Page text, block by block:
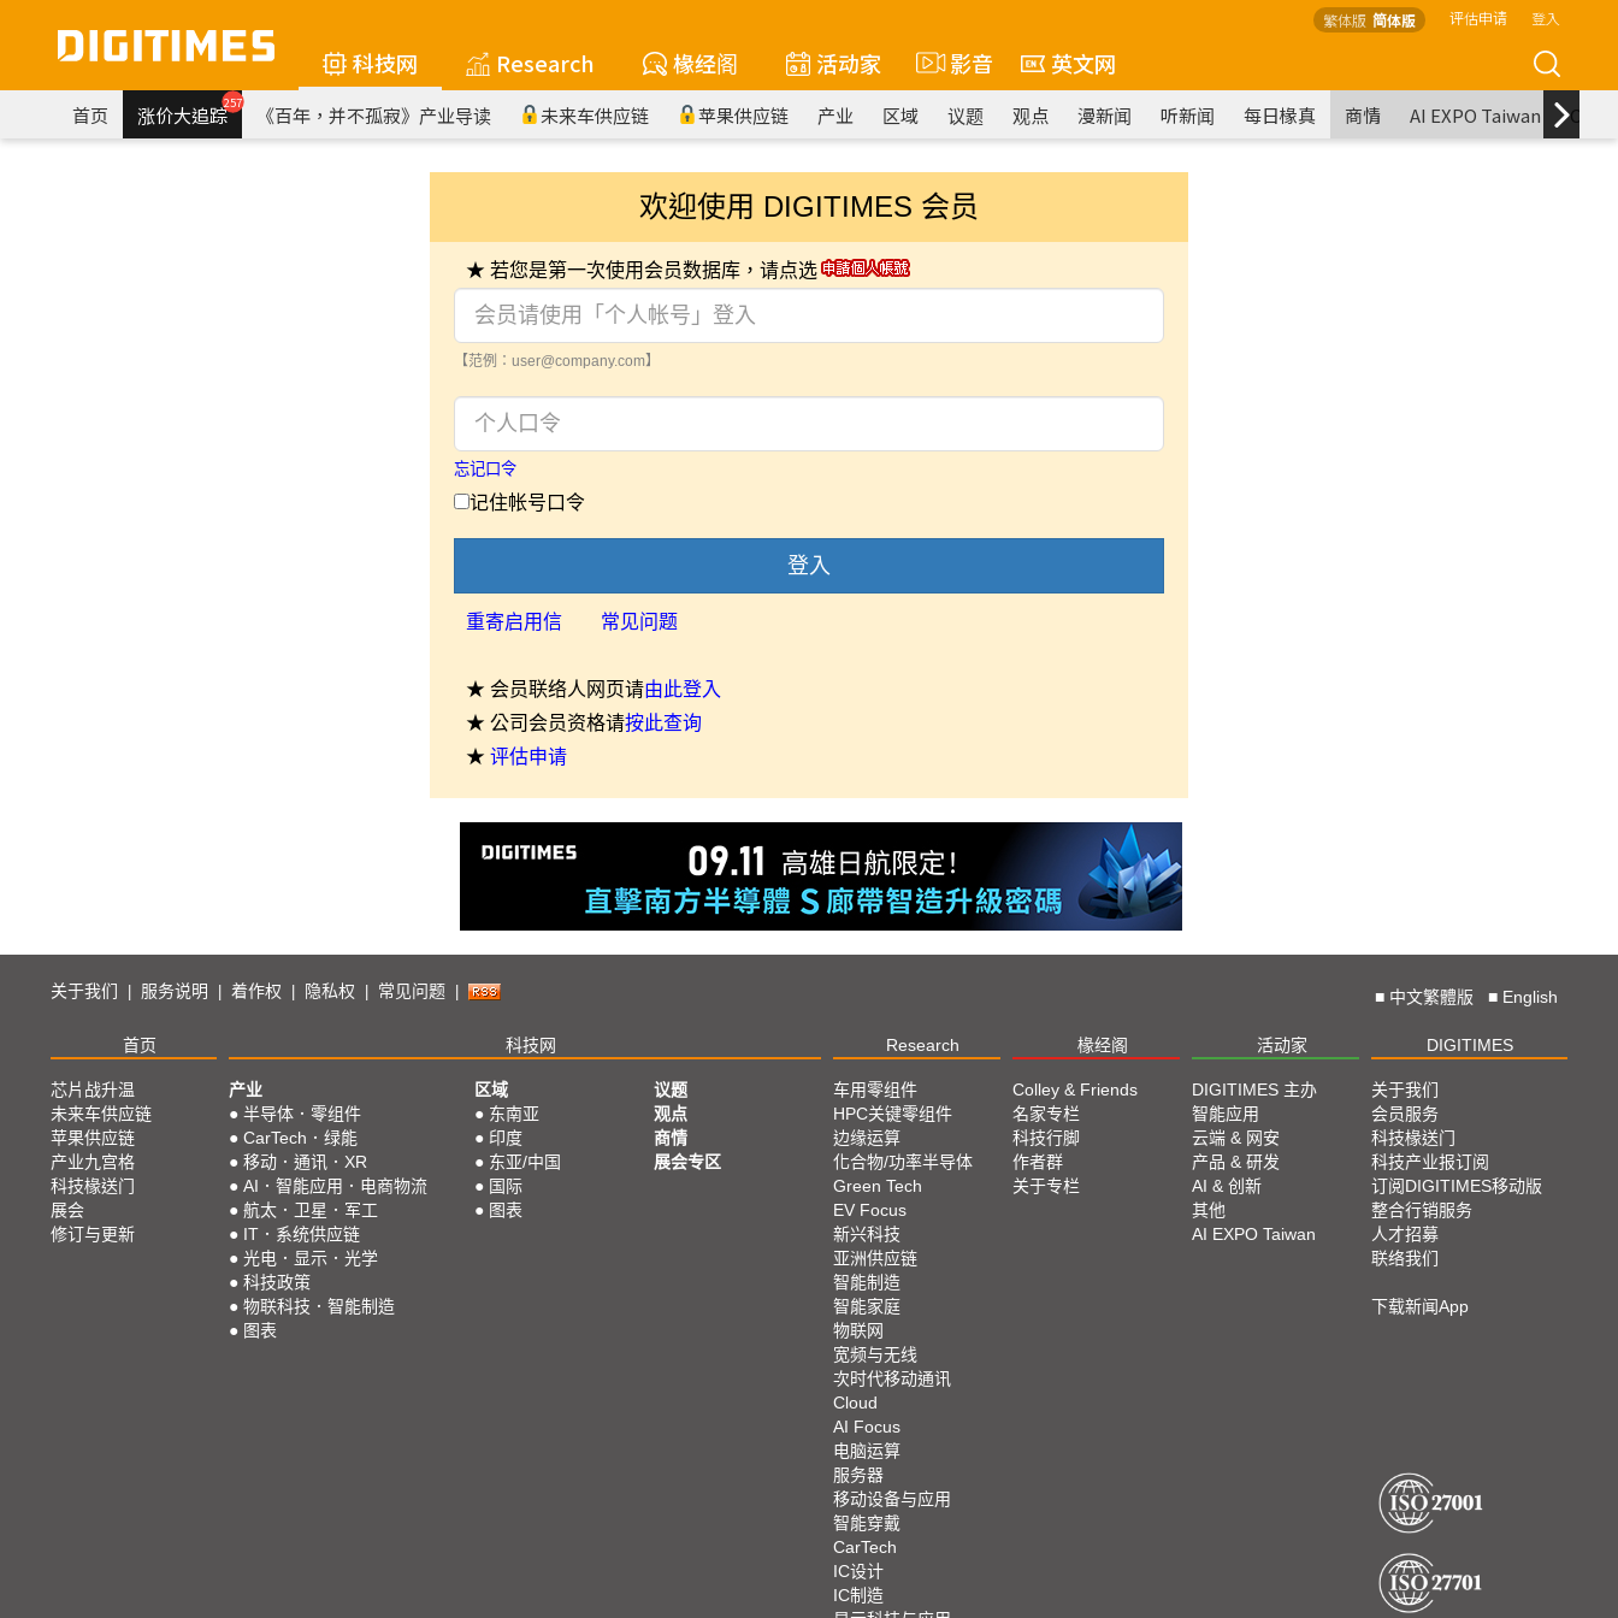
繁体版 简体版 评估申请 登入
科技网 Research 椽经阁 活动家 影音 英文网
首页 涨价大追踪257 《百年，并不孤寂》产业导读 未来车供应链 苹果供应链 产业 区域 议题 观点 漫新闻 听新闻 每日椽真 商情 AI EXPO Taiwan
欢迎使用 DIGITIMES 会员
★ 若您是第一次使用会员数据库，请点选
【范例：user@company.com】
忘记口令
记住帐号口令
登入
重寄启用信 常见问题
★ 会员联络人网页请由此登入
★ 公司会员资格请按此查询
★ 评估申请
关于我们 服务说明 着作权 隐私权 常见问题 ■ 中文繁體版 ■ English
首页 科技网 Research 椽经阁 活动家 DIGITIMES
芯片战升温
未来车供应链
苹果供应链
产业九宫格
科技椽送门
展会
修订与更新
产业
● 半导体．零组件
● CarTech．绿能
● 移动．通讯．XR
● AI．智能应用．电商物流
● 航太．卫星．军工
● IT．系统供应链
● 光电．显示．光学
● 科技政策
● 物联科技．智能制造
● 图表
区域
● 东南亚
● 印度
● 东亚/中国
● 国际
● 图表
议题
观点
商情
展会专区
车用零组件
HPC关键零组件
边缘运算
化合物/功率半导体
Green Tech
EV Focus
新兴科技
亚洲供应链
智能制造
智能家庭
物联网
宽频与无线
次时代移动通讯
Cloud
AI Focus
电脑运算
服务器
移动设备与应用
智能穿戴
CarTech
IC设计
IC制造
Colley & Friends
名家专栏
科技行脚
作者群
关于专栏
DIGITIMES 主办
智能应用
云端 & 网安
产品 & 研发
AI & 创新
其他
AI EXPO Taiwan
关于我们
会员服务
科技椽送门
科技产业报订阅
订阅DIGITIMES移动版
整合行销服务
人才招募
联络我们
下载新闻App